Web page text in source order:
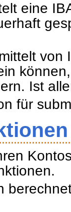
eine
von
Ist
für